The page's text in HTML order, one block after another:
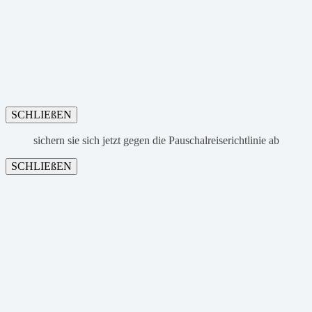
SCHLIEßEN
sichern sie sich jetzt gegen die Pauschalreiserichtlinie ab
SCHLIEßEN